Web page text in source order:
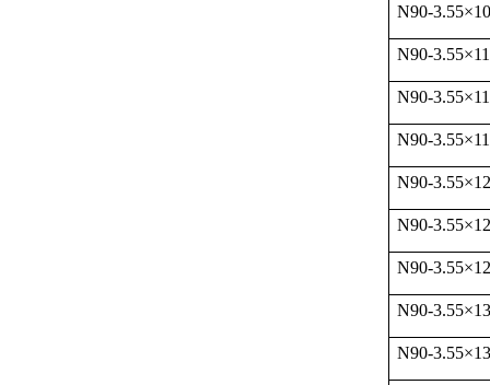
N90-3.55×
N90-3.55×
N90-3.55×
N90-3.55×
N90-3.55×
N90-3.55×
N90-3.55×
N90-3.55×
N90-3.55×